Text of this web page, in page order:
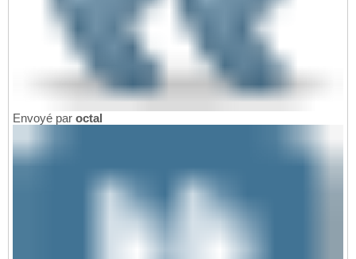
Envoyé par octal